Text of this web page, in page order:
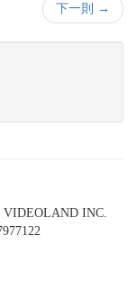
下一則 →
INC.